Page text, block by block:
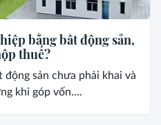
bằng bất động sản,
thuế?
động sản chưa phải khai và
khi góp vốn....